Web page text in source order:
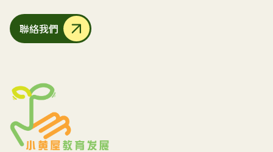
聯絡我們